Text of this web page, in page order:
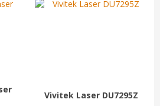
Vivitek Laser DU7295Z